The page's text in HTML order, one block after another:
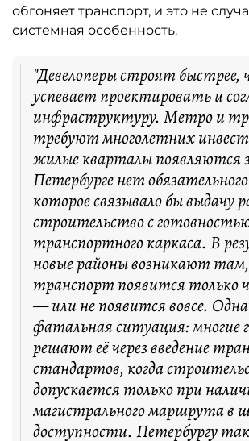
обгоняет транспорт, и это не
системная особенность.
"Девелоперы строят быстрее,
успевает проектировать и
инфраструктуру. Метро и
требуют многолетних
жилые кварталы появляются
Петербурге нет
которое связывало бы выдачу
строительство с
транспортного каркаса. В
новые районы возникают там,
транспорт появится только
— или не появится вовсе.
фатальная ситуация: многие
решают её через введение
стандартов, когда
допускается только при
магистрального маршрута в
доступности. Петербургу